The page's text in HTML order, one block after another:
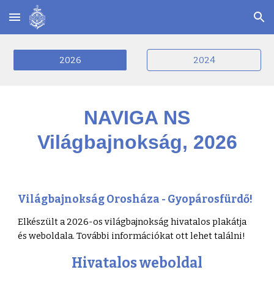
Skip to main content Skip to navigation
2026 2024
NAVIGA NS
Világbajnokság, 2026
Világbajnokság Orosháza - Gyopárosfürdő!
Elkészült a 2026-os világbajnokság hivatalos plakátja
és weboldala. További információkat ott lehet találni!
Hivatalos weboldal